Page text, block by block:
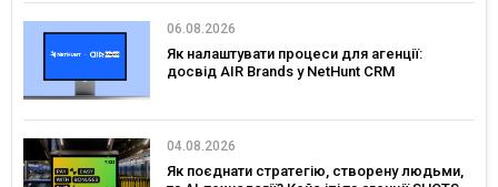
06.08.2026
Як налаштувати процеси для агенції:
досвід AIR Brands у NetHunt CRM
04.08.2026
Як поєднати стратегію, створену людьми,